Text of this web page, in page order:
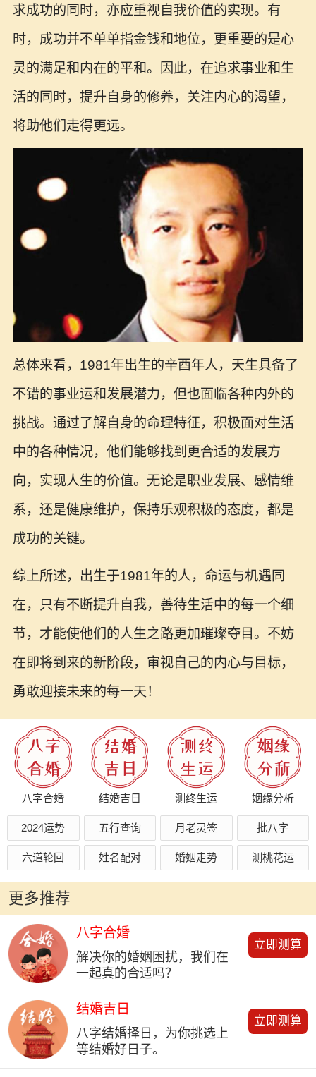
求成功的同时，亦应重视自我价值的实现。有
时，成功并不单单指金钱和地位，更重要的是心
灵的满足和内在的平和。因此，在追求事业和生
活的同时，提升自身的修养，关注内心的渴望，
将助他们走得更远。
总体来看，1981年出生的辛酉年人，天生具备了
不错的事业运和发展潜力，但也面临各种内外的
挑战。通过了解自身的命理特征，积极面对生活
中的各种情况，他们能够找到更合适的发展方
向，实现人生的价值。无论是职业发展、感情维
系，还是健康维护，保持乐观积极的态度，都是
成功的关键。
综上所述，出生于1981年的人，命运与机遇同
在，只有不断提升自我，善待生活中的每一个细
节，才能使他们的人生之路更加璀璨夺目。不妨
在即将到来的新阶段，审视自己的内心与目标，
勇敢迎接未来的每一天！
八字合婚 结婚吉日 测终生运 姻缘分析
2024运势 五行查询 月老灵签 批八字
六道轮回 姓名配对 婚姻走势 测桃花运
更多推荐
八字合婚
解决你的婚姻困扰，我们在
一起真的合适吗？
立即测算
结婚吉日
八字结婚择日，为你挑选上
等结婚好日子。
立即测算